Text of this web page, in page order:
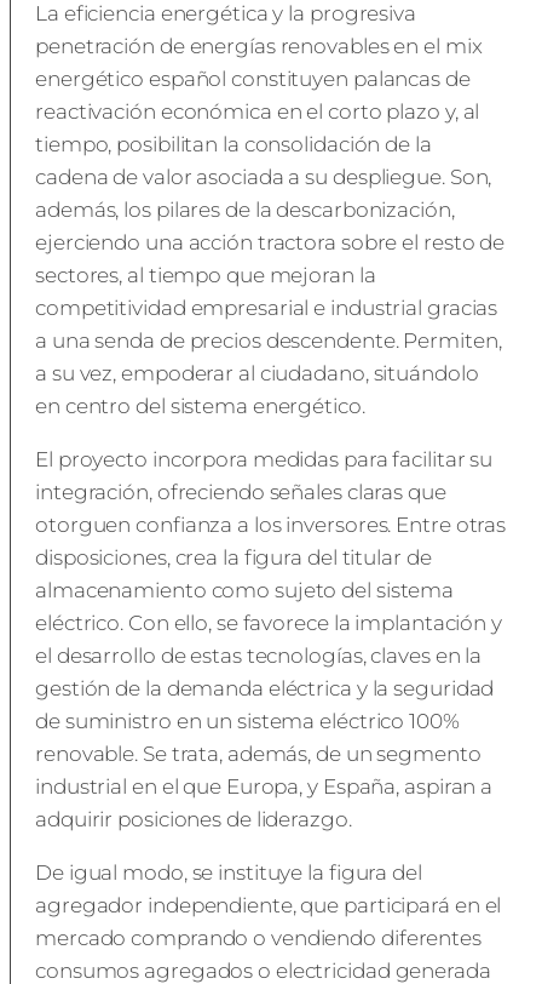
La eficiencia energética y la progresiva
penetración de energías renovables en el mix
energético español constituyen palancas de
reactivación económica en el corto plazo y, al
tiempo, posibilitan la consolidación de la
cadena de valor asociada a su despliegue. Son,
además, los pilares de la descarbonización,
ejerciendo una acción tractora sobre el resto de
sectores, al tiempo que mejoran la
competitividad empresarial e industrial gracias
a una senda de precios descendente. Permiten,
a su vez, empoderar al ciudadano, situándolo
en centro del sistema energético.
El proyecto incorpora medidas para facilitar su
integración, ofreciendo señales claras que
otorguen confianza a los inversores. Entre otras
disposiciones, crea la figura del titular de
almacenamiento como sujeto del sistema
eléctrico. Con ello, se favorece la implantación y
el desarrollo de estas tecnologías, claves en la
gestión de la demanda eléctrica y la seguridad
de suministro en un sistema eléctrico 100%
renovable. Se trata, además, de un segmento
industrial en el que Europa, y España, aspiran a
adquirir posiciones de liderazgo.
De igual modo, se instituye la figura del
agregador independiente, que participará en el
mercado comprando o vendiendo diferentes
consumos agregados o electricidad generada